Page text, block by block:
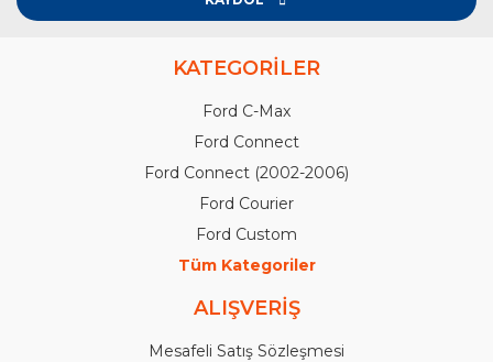
KATEGORİLER
Ford C-Max
Ford Connect
Ford Connect (2002-2006)
Ford Courier
Ford Custom
Tüm Kategoriler
ALIŞVERİŞ
Mesafeli Satış Sözleşmesi